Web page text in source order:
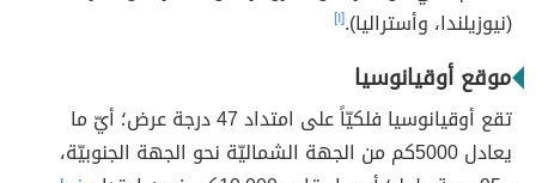
(نيوزيلندا، وأستراليا).[١]
موقع أوقيانوسيا
تقع أوقيانوسيا فلكيّاً على امتداد 47 درجة عرض؛ أيّ ما
يعادل 5000كم من الجهة الشماليّة نحو الجهة الجنوبيّة،